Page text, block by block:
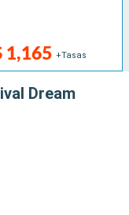
1,165 +Tasas
Dream